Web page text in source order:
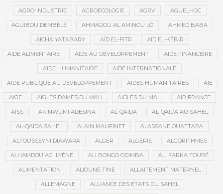
AGRO-INDUSTRIE AGROÉCOLOGIE AGRV AGUELHOC
AGUIBOU DEMBÉLÉ AHMADOU AL AMINOU LÔ AHMED BABA
AÏCHA YATABARY AÏD EL-FITR AÏD EL-KÉBIR
AIDE ALIMENTAIRE AIDE AU DÉVELOPPEMENT AIDE FINANCIÈRE
AIDE HUMANITAIRE AIDE INTERNATIONALE
AIDE PUBLIQUE AU DÉVELOPPEMENT AIDES HUMANITAIRES AIE
AIGE AIGLES DAMES DU MALI AIGLES DU MALI AIR FRANCE
AISS AKINWUMI ADESINA AL-QAÏDA AL-QAÏDA AU SAHEL
AL-QAÏDA SAHEL ALAIN MAUFINET ALASSANE OUATTARA
ALFOUSSEYNI DIAWARA ALGER ALGÉRIE ALGORITHMES
ALHAMDOU AG ILYÈNE ALI BONGO ODIMBA ALI FARKA TOURÉ
ALIMENTATION ALIOUNE TINE ALLAITEMENT MATERNEL
ALLEMAGNE ALLIANCE DES ETATS DU SAHEL